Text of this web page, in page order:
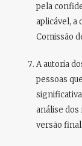
pela
aplicável, a
Comissão
A autoria
pessoas que
significativa
análise dos
versão